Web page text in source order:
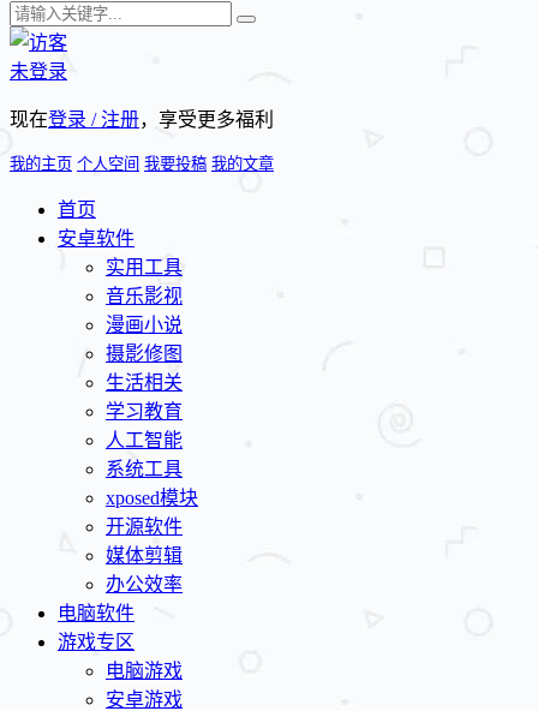
未登录
现在登录 / 注册，享受更多福利
我的主页 个人空间 我要投稿 我的文章
首页
安卓软件
实用工具
音乐影视
漫画小说
摄影修图
生活相关
学习教育
人工智能
系统工具
xposed模块
开源软件
媒体剪辑
办公效率
电脑软件
游戏专区
电脑游戏
安卓游戏